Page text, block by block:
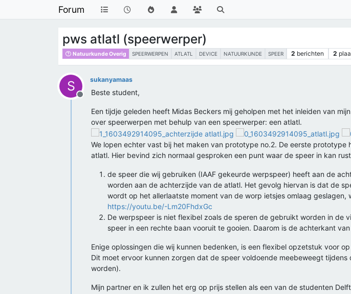
Forum
pws atlatl (speerwerper)
Natuurkunde Overig SPEERWERPEN ATLATL DEVICE NATUURKUNDE SPEER 2 berichten 2
S
Offline
sukanyamaas
Beste student,
Een tijdje geleden heeft Midas Beckers mij geholpen met het inleiden van
over speerwerpen met behulp van een speerwerper: een atlatl.
We lopen echter vast bij het maken van prototype no.2. De eerste
atlatl. Hier bevind zich normaal gesproken een punt waar de speer in kan
de speer die wij gebruiken (IAAF gekeurde werpspeer) heeft aan de
worden aan de achterzijde van de atlatl. Het gevolg hiervan is dat de
wordt op het allerlaatste moment van de worp ietsjes omlaag
https://youtu.be/-Lm20FhdxGc
De werpspeer is niet flexibel zoals de speren de gebruikt worden in de
speer in een rechte baan vooruit te gooien. Daarom is de achterkant
Enige oplossingen die wij kunnen bedenken, is een flexibel opzetstuk voor
Dit moet ervoor kunnen zorgen dat de speer voldoende meebeweegt
worden).
Mijn partner en ik zullen het erg op prijs stellen als een van de studenten